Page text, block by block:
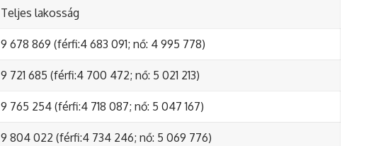
Teljes lakosság
9 678 869 (férfi:4 683 091; nő: 4 995 778)
9 721 685 (férfi:4 700 472; nő: 5 021 213)
9 765 254 (férfi:4 718 087; nő: 5 047 167)
9 804 022 (férfi:4 734 246; nő: 5 069 776)